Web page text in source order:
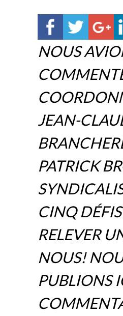
NOUS
JEAN-
PATRICK
CINQ
RELEVER
NOUS!
PUBLIONS